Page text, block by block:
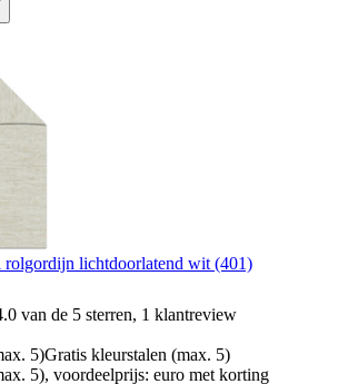
lichtdoorlatend wit (401)
van de 5 sterren, 1 klantreview
5)Gratis kleurstalen (max. 5)
5), voordeelprijs: euro met korting